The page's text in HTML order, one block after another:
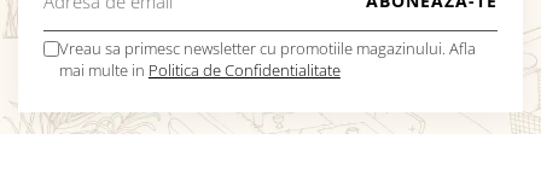
Vreau sa primesc newsletter cu promotiile magazinului. Afla
mai multe in Politica de Confidentialitate